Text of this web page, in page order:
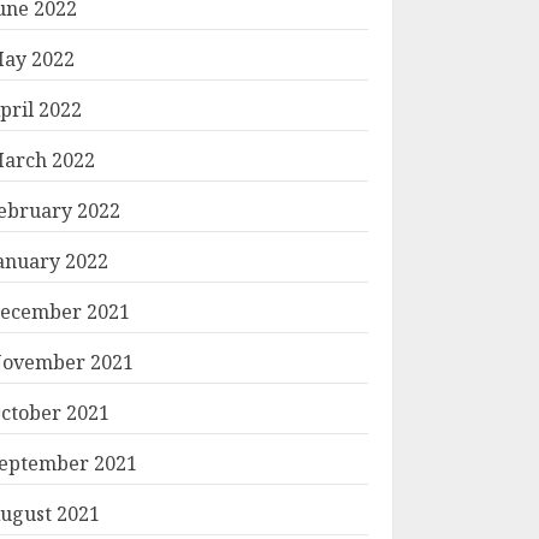
2022
2022
2022
2022
2022
2022
2021
2021
2021
2021
2021